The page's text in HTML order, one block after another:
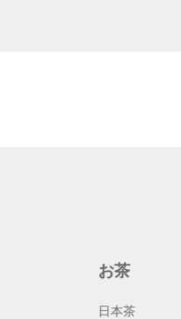
お茶
日本茶